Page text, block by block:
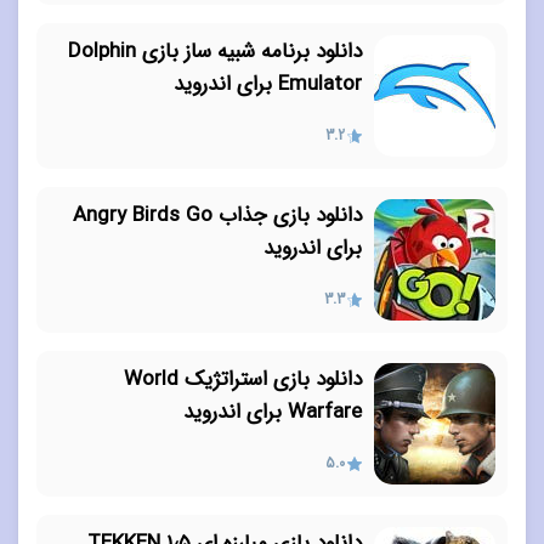
دانلود برنامه شبیه ساز بازی Dolphin
Emulator برای اندروید
3.2
دانلود بازی جذاب Angry Birds Go
برای اندروید
3.3
دانلود بازی استراتژیک World
Warfare برای اندروید
5.0